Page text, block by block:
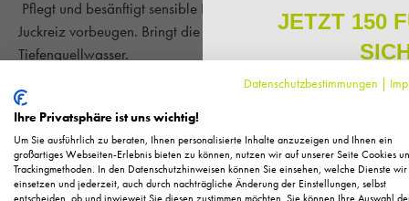
Pflegt und besänftigt sensible Haut und stärkt ihre natürliche
Juckreiz vorbeugen. Bringt die Haut zurück in ihre natürliche
Tiefenquellwasser.
Hauttyp:
0% - Frei von:Duftstoffe, Paraffine, Silikone, PEG, Tierextrakte
Anwendung:Morgens und abends sanft und gleichmäßig auf
Datenschutzbestimmungen |
Ihre Privatsphäre ist uns wichtig!
Um Sie ausführlich zu beraten, Ihnen personalisierte Inhalte anzuzeigen und Ihnen ein
großartiges Webseiten-Erlebnis bieten zu können, nutzen wir auf unserer Seite Cookies
Trackingmethoden. In den Datenschutzhinweisen können Sie einsehen, welche Dienste wir
einsetzen und jederzeit, auch durch nachträgliche Änderung der Einstellungen, selbst
JETZT 150
Melden Sie sich zu
regelmäßig exklusive
Pflege, neue Produkte
Als kleines Dankeschön für
Ihnen150 Fuchstaler*, die
Einkauf